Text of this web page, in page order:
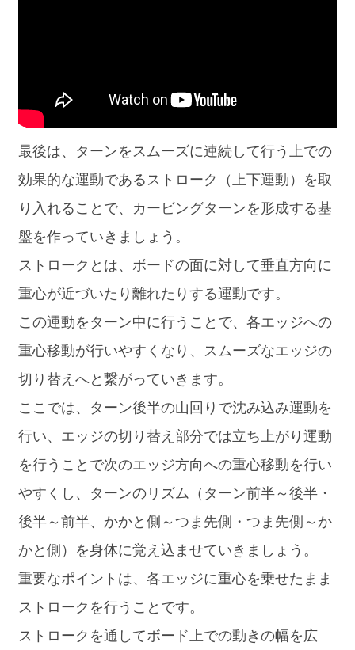
最後は、ターンをスムーズに連続して行う上での
効果的な運動であるストローク（上下運動）を取
り入れることで、カービングターンを形成する基
盤を作っていきましょう。
ストロークとは、ボードの面に対して垂直方向に
重心が近づいたり離れたりする運動です。
この運動をターン中に行うことで、各エッジへの
重心移動が行いやすくなり、スムーズなエッジの
切り替えへと繋がっていきます。
ここでは、ターン後半の山回りで沈み込み運動を
行い、エッジの切り替え部分では立ち上がり運動
を行うことで次のエッジ方向への重心移動を行い
やすくし、ターンのリズム（ターン前半～後半・
後半～前半、かかと側～つま先側・つま先側～か
かと側）を身体に覚え込ませていきましょう。
重要なポイントは、各エッジに重心を乗せたまま
ストロークを行うことです。
ストロークを通してボード上での動きの幅を広